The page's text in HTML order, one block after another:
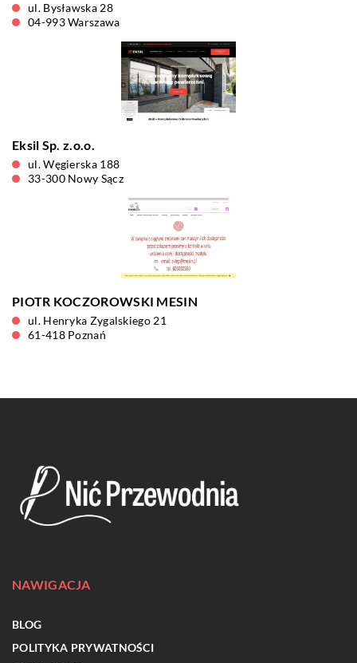
ul. Bysławska 28
04-993 Warszawa
Eksil Sp. z.o.o.
ul. Węgierska 188
33-300 Nowy Sącz
PIOTR KOCZOROWSKI MESIN
ul. Henryka Zygalskiego 21
61-418 Poznań
NAWIGACJA
BLOG
POLITYKA PRYWATNOŚCI